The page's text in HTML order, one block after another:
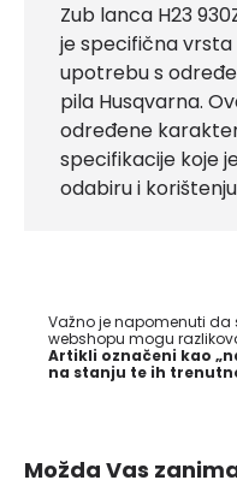
Zub lanca H23
je specifična
upotrebu s
pila Husqvarna.
određene
specifikacije koje
odabiru i
Važno je napomenuti da
webshopu mogu
Artikli označeni kao
na stanju te ih
Možda Vas